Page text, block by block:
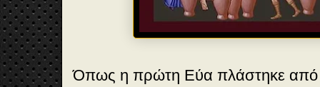
Όπως η πρώτη Εύα πλάστηκε από